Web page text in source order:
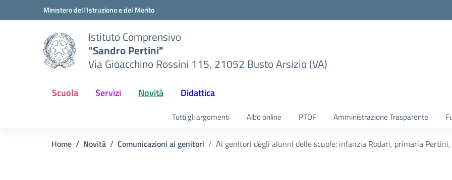
Vai ai contenuti
Vai al menu di navigazioneMinistero dell'Istruzione e del Merito
Istituto Comprensivo
"Sandro Pertini"
Via Gioacchino Rossini 115, 21052 Busto Arsizio (VA)
Scuola Servizi Novità Didattica
Tutti gli argomenti Albo online PTOF Amministrazione Trasparente
Home Novità Comunicazioni ai genitori Ai genitori degli alunni delle scuole: infanzia Rodari, primaria